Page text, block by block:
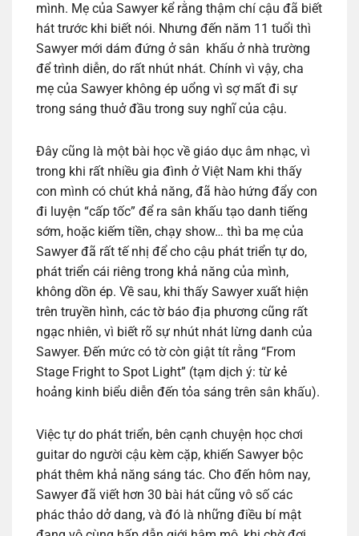
mình. Mẹ của Sawyer kể rằng thậm chí cậu đã biết
hát trước khi biết nói. Nhưng đến năm 11 tuổi thì
Sawyer mới dám đứng ở sân khấu ở nhà trường
để trình diễn, do rất nhút nhát. Chính vì vậy, cha
mẹ của Sawyer không ép uổng vì sợ mất đi sự
trong sáng thuở đầu trong suy nghĩ của cậu.
Đây cũng là một bài học về giáo dục âm nhạc, vì
trong khi rất nhiều gia đình ở Việt Nam khi thấy
con mình có chút khả năng, đã hào hứng đẩy con
đi luyện “cấp tốc” để ra sân khấu tạo danh tiếng
sớm, hoặc kiếm tiền, chạy show… thì ba mẹ của
Sawyer đã rất tế nhị để cho cậu phát triển tự do,
phát triển cái riêng trong khả năng của mình,
không dồn ép. Về sau, khi thấy Sawyer xuất hiện
trên truyền hình, các tờ báo địa phương cũng rất
ngạc nhiên, vì biết rõ sự nhút nhát lừng danh của
Sawyer. Đến mức có tờ còn giật tít rằng “From
Stage Fright to Spot Light” (tạm dịch ý: từ kẻ
hoảng kinh biểu diễn đến tỏa sáng trên sân khấu).
Việc tự do phát triển, bên cạnh chuyện học chơi
guitar do người cậu kèm cặp, khiến Sawyer bộc
phát thêm khả năng sáng tác. Cho đến hôm nay,
Sawyer đã viết hơn 30 bài hát cũng vô số các
phác thảo dở dang, và đó là những điều bí mật